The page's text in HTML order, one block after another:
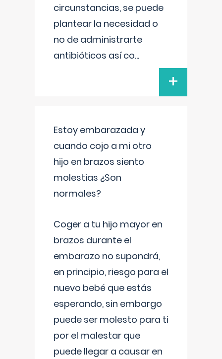
circunstancias, se puede
plantear la necesidad o
no de administrarte
antibióticos así co...
+
Estoy embarazada y
cuando cojo a mi otro
hijo en brazos siento
molestias ¿Son
normales?
Coger a tu hijo mayor en
brazos durante el
embarazo no supondrá,
en principio, riesgo para el
nuevo bebé que estás
esperando, sin embargo
puede ser molesto para ti
por el malestar que
puede llegar a causar en